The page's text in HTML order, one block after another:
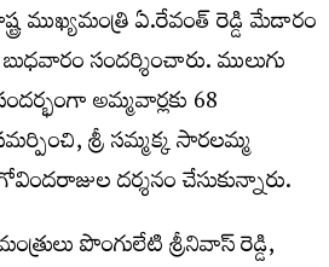
ముఖ్యమంత్రి ఏ.రేవంత్ రెడ్డి మేడారం
సందర్శించారు. ములుగు
అమ్మవార్లకు 68
శ్రీ సమ్మక్క సారలమ్మ
దర్శనం చేసుకున్నారు.
పొంగులేటి శ్రీనివాస్ రెడ్డి,